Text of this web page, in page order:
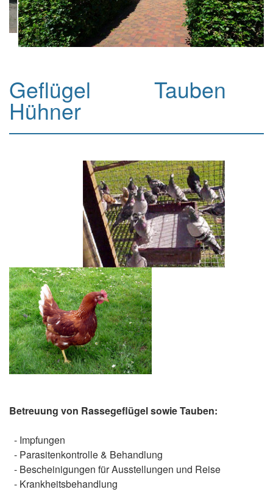
Kontakt & Anfahrt
Geflügel Tauben
Hühner
Betreuung von Rassegeflügel sowie Tauben:
- Impfungen
- Parasitenkontrolle & Behandlung
- Bescheinigungen für Ausstellungen und Reise
- Krankheitsbehandlung